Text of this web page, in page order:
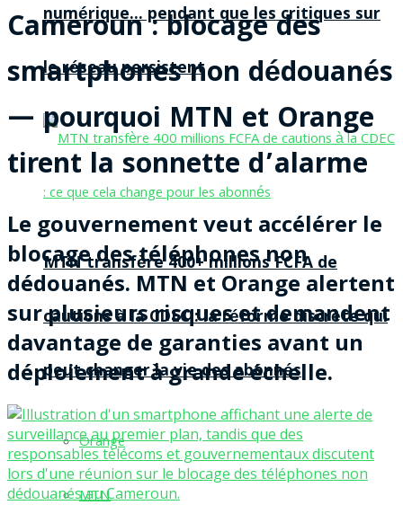
numérique… pendant que les critiques sur
le réseau persistent
MTN transfère 400+ millions FCFA de
cautions à la CDEC : la réforme discrète qui
peut changer la vie des abonnés
Orange
MTN
Cameroun : blocage des
smartphones non dédouanés
— pourquoi MTN et Orange
tirent la sonnette d’alarme
Le gouvernement veut accélérer le
blocage des téléphones non
dédouanés. MTN et Orange alertent
sur plusieurs risques et demandent
davantage de garanties avant un
déploiement à grande échelle.